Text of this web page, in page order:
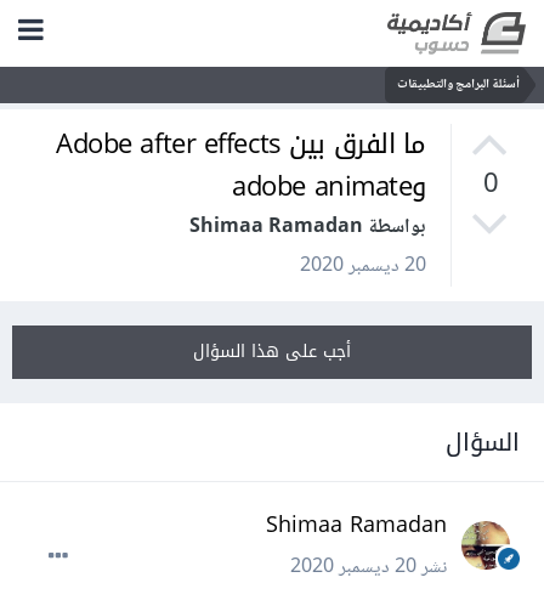
أسئلة البرامج والتطبيقات
0
ما الفرق بين Adobe after effects
وadobe animate
بواسطة Shimaa Ramadan
20 ديسمبر 2020
أجب على هذا السؤال
السؤال
Shimaa Ramadan
نشر20 ديسمبر 2020